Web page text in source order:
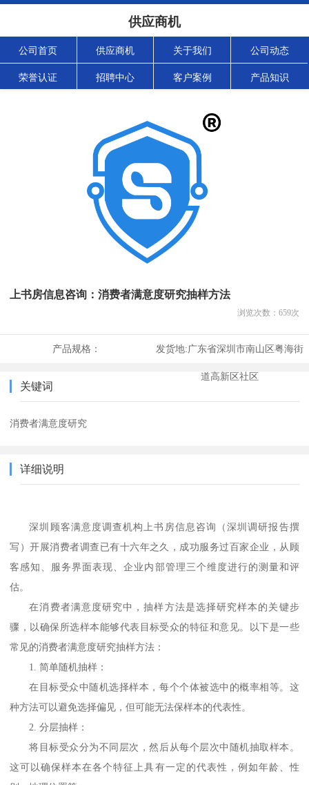
供应商机
公司首页 供应商机 关于我们 公司动态
荣誉认证 招聘中心 客户案例 产品知识
上书房信息咨询：消费者满意度研究抽样方法
浏览次数： 659次
产品规格： 发货地:广东省深圳市南山区粤海街
道高新区社区
关键词
消费者满意度研究
详细说明
深圳顾客满意度调查机构上书房信息咨询
（深圳调研报告撰
写）开展消费者调查已有十六年之久，成功服务过百家企业，从顾
客感知、服务界面表现、企业内部管理三个维度进行的测量和评
估。
在消费者满意度研究中，抽样方法是选择研究样本的关键步
骤，以确保所选样本能够代表目标受众的特征和意见。以下是一些
常见的消费者满意度研究抽样方法：
1. 简单随机抽样：
在目标受众中随机选择样本，每个个体被选中的概率相等。这
种方法可以避免选择偏见，但可能无法保样本的代表性。
2. 分层抽样：
将目标受众分为不同层次，然后从每个层次中随机抽取样本。
这可以确保样本在各个特征上具有一定的代表性，例如年龄、性